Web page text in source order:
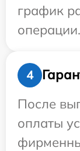
график
операции.
4
После
оплаты